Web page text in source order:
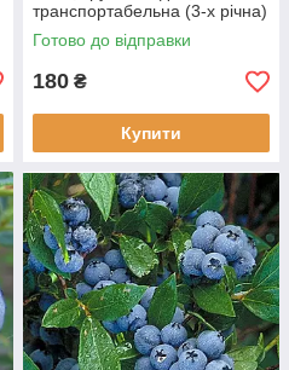
транспортабельна (3-х річна)
С2
Готово до відправки
180 ₴
Купити